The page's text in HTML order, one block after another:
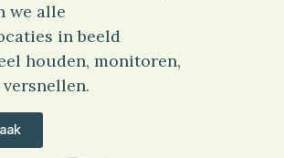
we alle
in beeld
houden, monitoren,